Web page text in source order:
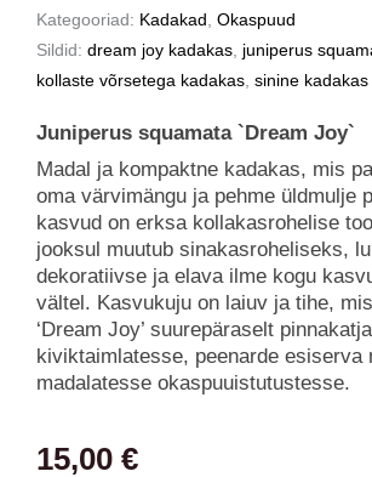
Kategooriad: Kadakad
Okaspuud
Sildid: dream joy kadakas juniperus
kollaste võrsetega kadakas sinine kadakas
Juniperus squamata `Dream Joy`
Madal ja kompaktne kadakas, mis
oma värvimängu ja pehme üldmulje
kasvud on erksa kollakasrohelise
jooksul muutub sinakasroheliseks,
dekoratiivse ja elava ilme kogu
vältel. Kasvukuju on laiuv ja tihe,
‘Dream Joy’ suurepäraselt
kiviktaimlatesse, peenarde esiserva
madalatesse okaspuuistutustesse.
15,00 €